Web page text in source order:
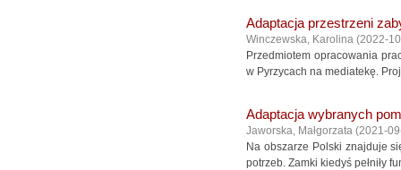
Adaptacja przestrzeni
Winczewska, Karolina (2022-
Przedmiotem opracowania
w Pyrzycach na mediatekę.
Adaptacja wybranych
Jaworska, Małgorzata (2021-
Na obszarze Polski znajduje
potrzeb. Zamki kiedyś pełniły